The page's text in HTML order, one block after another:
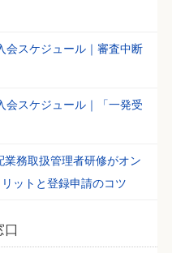
会スケジュール｜審査中断
会スケジュール｜「一発受
業務取扱管理者研修がオン
ットと登録申請のコツ
口